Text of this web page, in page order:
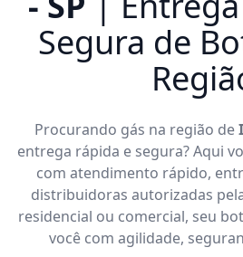
Segura de
Procurando gás na região de
entrega rápida e segura? Aqui
com atendimento rápido,
distribuidoras autorizadas
residencial ou comercial, seu
você com agilidade,